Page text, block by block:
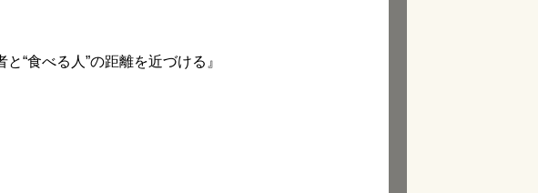
“食べる人”の距離を近づける』